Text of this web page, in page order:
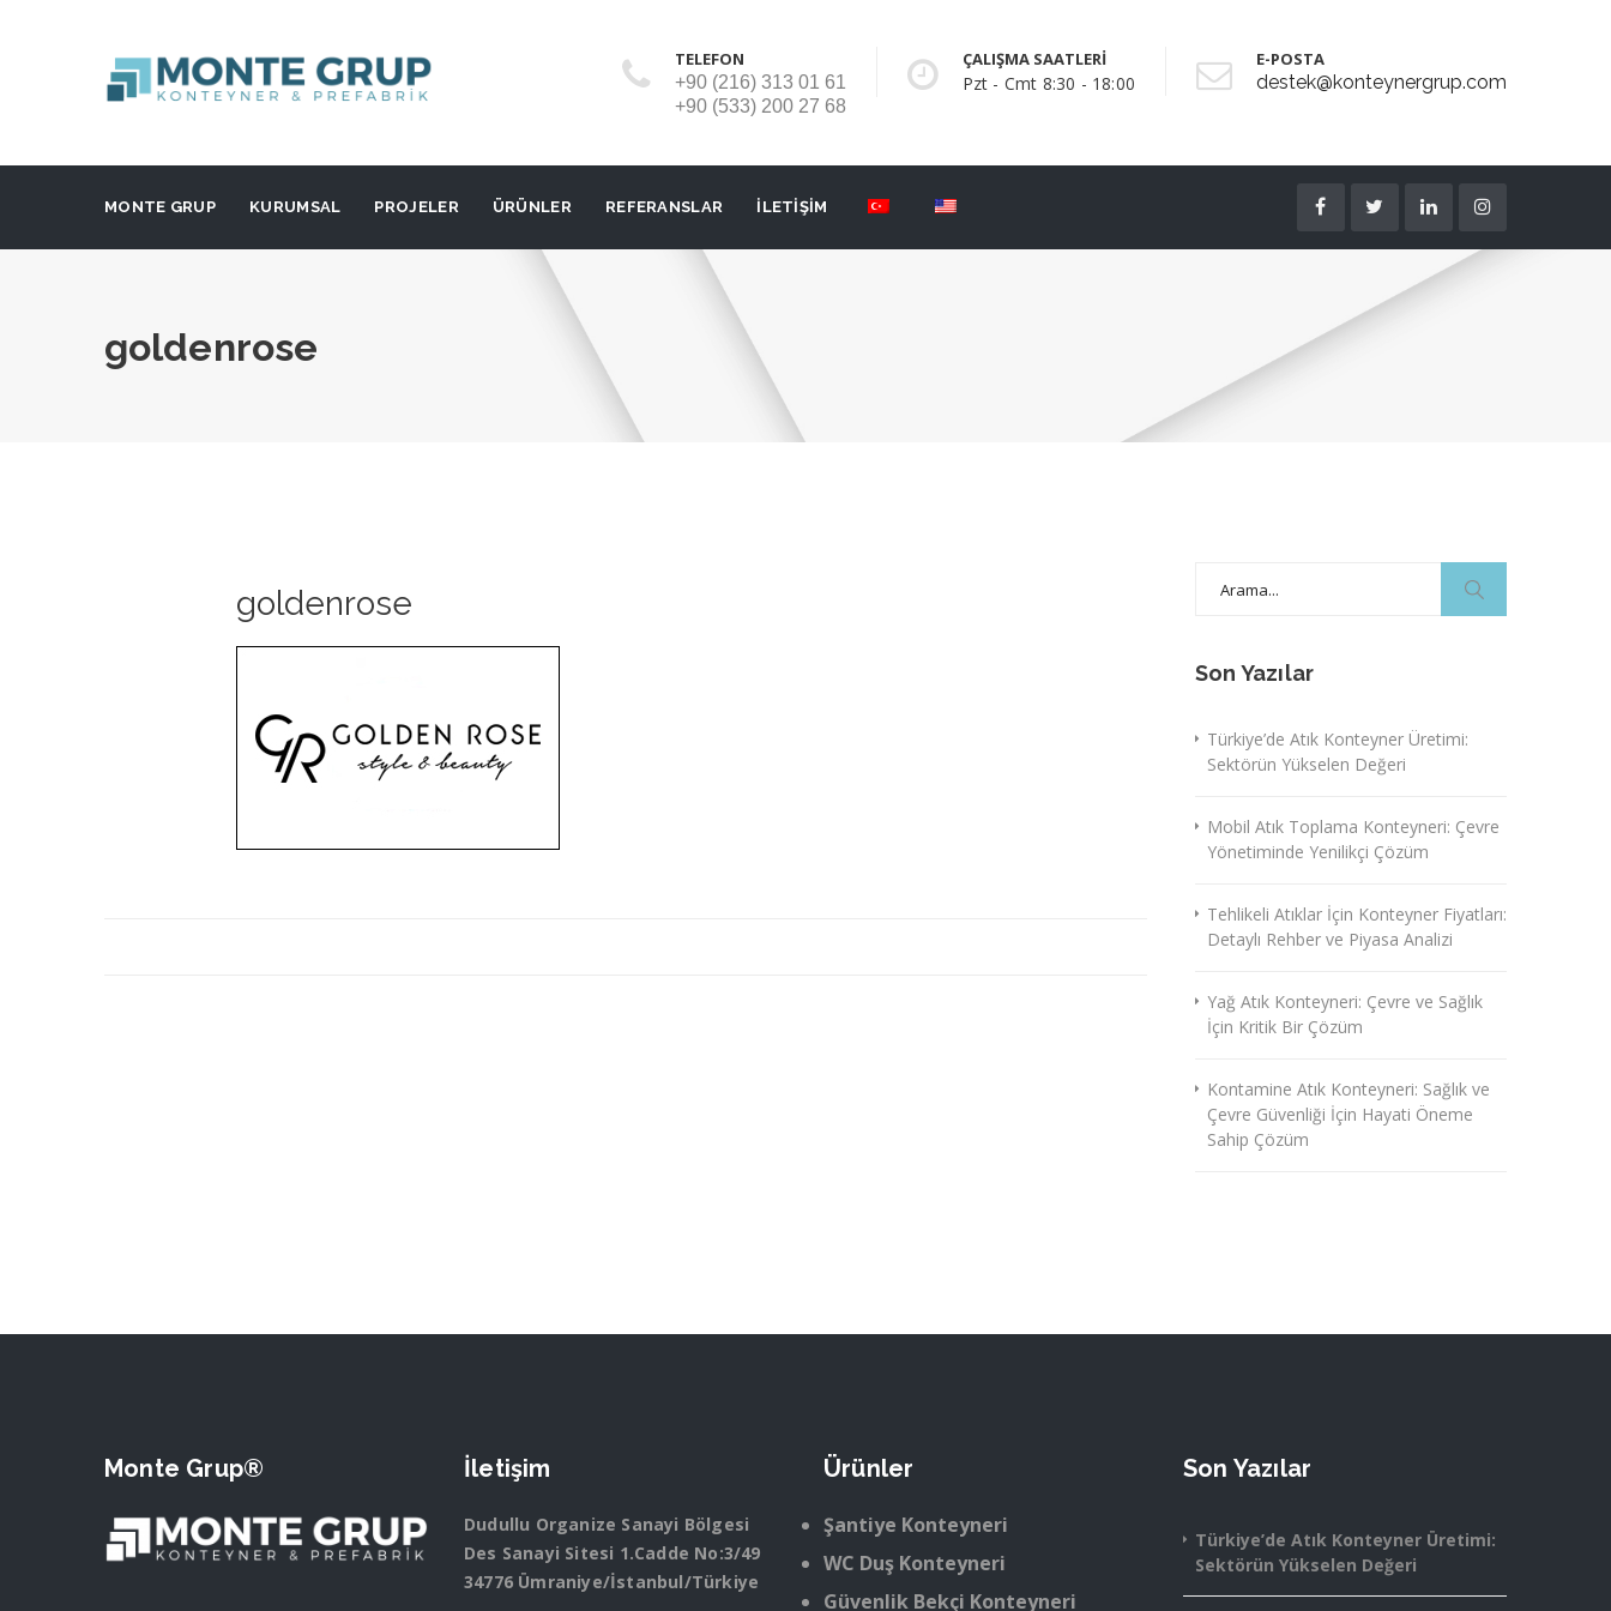
TELEFON
+90 (216) 313 01 61
+90 (533) 200 27 68
ÇALIŞMA SAATLERİ
Pzt - Cmt 8:30 - 18:00
E-POSTA
destek@konteynergrup.com
MONTE GRUP KURUMSAL PROJELER ÜRÜNLER REFERANSLAR İLETİŞİM
goldenrose
goldenrose
Son Yazılar
Türkiye’de Atık Konteyner Üretimi:
Sektörün Yükselen Değeri
Mobil Atık Toplama Konteyneri: Çevre
Yönetiminde Yenilikçi Çözüm
Tehlikeli Atıklar İçin Konteyner Fiyatları:
Detaylı Rehber ve Piyasa Analizi
Yağ Atık Konteyneri: Çevre ve Sağlık
İçin Kritik Bir Çözüm
Kontamine Atık Konteyneri: Sağlık ve
Çevre Güvenliği İçin Hayati Öneme
Sahip Çözüm
Monte Grup® İletişim
Dudullu Organize Sanayi Bölgesi
Des Sanayi Sitesi 1.Cadde No:3/49
34776 Ümraniye/İstanbul/Türkiye
Ürünler
Şantiye Konteyneri
WC Duş Konteyneri
Güvenlik Bekçi Konteyneri
Son Yazılar
Türkiye’de Atık Konteyner Üretimi:
Sektörün Yükselen Değeri